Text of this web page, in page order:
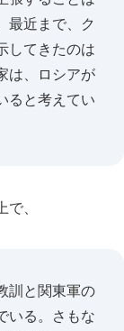
最近まで、ク
してきたのは
は、ロシアが
ると考えてい
、
訓と関東軍の
いる。さもな